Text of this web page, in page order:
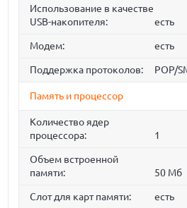
Использование в качестве
USB-накопителя:
есть
Модем: есть
Поддержка протоколов: POP/
Память и процессор
Количество ядер
процессора:
1
Объем встроенной
памяти:
50 Мб
Слот для карт памяти: есть